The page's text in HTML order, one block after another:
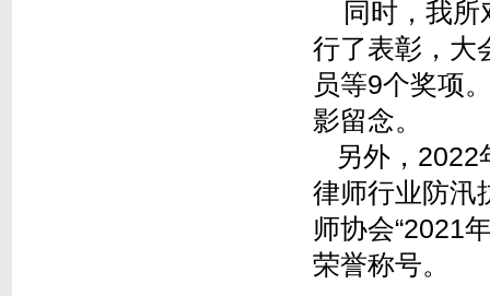
同时，我
行了表彰，大
员等9个奖项
影留念。
另外，2022
律师行业防汛
师协会“2021
荣誉称号。